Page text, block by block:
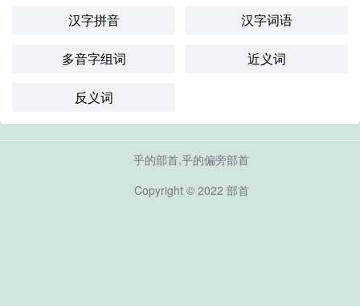
汉字拼音 汉字词语
多音字组词 近义词
反义词
乎的部首,乎的偏旁部首
Copyright © 2022 部首